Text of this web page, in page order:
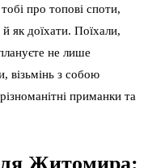
про топові споти,
як доїхати. Поїхали,
не лише
візьмінь з собою
приманки та